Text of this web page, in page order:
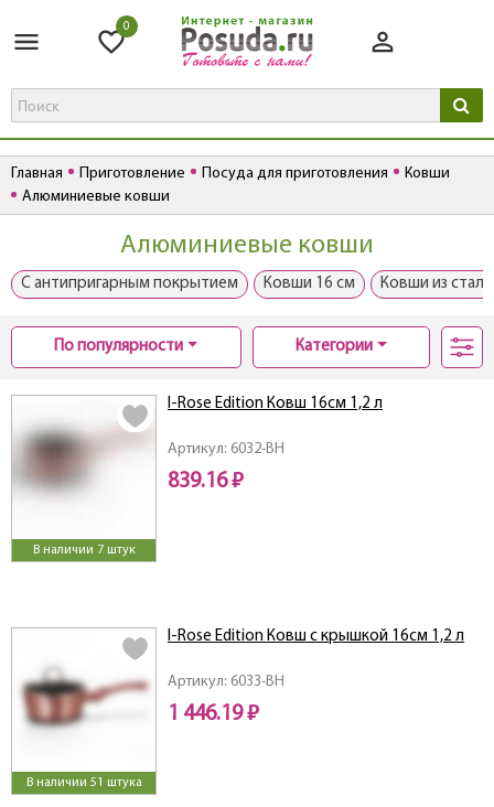
0
Главная Приготовление Посуда для приготовления
Ковши
Алюминиевые ковши
Алюминиевые ковши
С антипригарным покрытием Ковши 16 см Ковши из стали
По популярности Категории
В наличии 7 штук
Артикул: 6032-BH
I-Rose Edition Ковш 16см 1,2 л
839.16 ₽
В наличии 51 штука
Артикул: 6033-BH
I-Rose Edition Ковш с крышкой 16см 1,2 л
1 446.19 ₽